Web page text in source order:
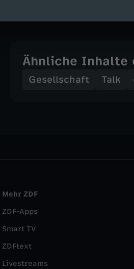
erfüllt zu sein – oder
Ähnliche Inhalte
Gesellschaft Talk
Mehr ZDF
ZDF-Apps
Smart TV
ZDFtext
Livestreams